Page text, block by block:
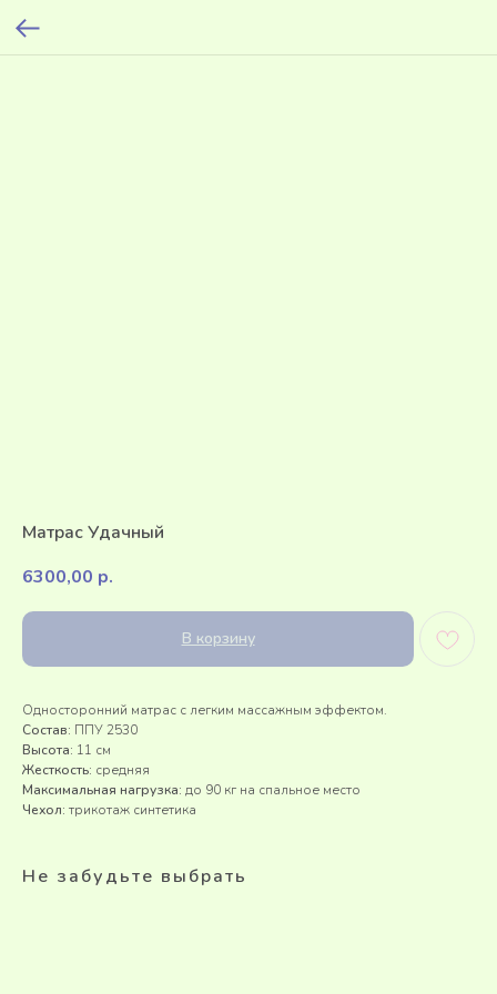
Матрас Удачный
6300,00 р.
В корзину
Односторонний матрас с легким массажным эффектом.
Состав: ППУ 2530
Высота: 11 см
Жесткость: средняя
Максимальная нагрузка: до 90 кг на спальное место
Чехол: трикотаж синтетика
Не забудьте выбрать